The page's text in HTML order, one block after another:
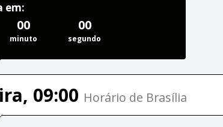
em:
00
minuto
00
segundo
09:00 Horário de Brasília